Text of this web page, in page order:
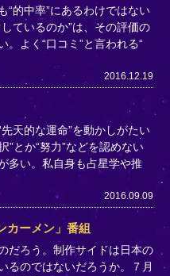
“的中率”にあるわけではない
ているのか”は、その評価の
よく“口コミ”と言われる“
2016.12.19
天的な運命”を動かしがたい
”とか“努力”などを認めない
多い。私自身も占星学や推
2016.09.09
カーメン」番組
だろう。制作サイドは日本の
るのではないだろうか。７月